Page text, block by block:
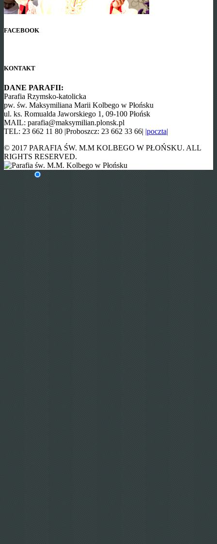
FACEBOOK
KONTAKT
DANE PARAFII:
Parafia Rzymsko-katolicka
pw. św. Maksymiliana Marii Kolbego w Płońsku
ul. ks. Romualda Jaworskiego 1, 09-100 Płońsk
MAIL: parafia@maksymilian.plonsk.pl
TEL: 23 662 11 80 |Proboszcz: 23 662 33 66| |poczta|
© 2017 PARAFIA ŚW. M.M KOLBEGO W PŁOŃSKU. ALL
RIGHTS RESERVED.